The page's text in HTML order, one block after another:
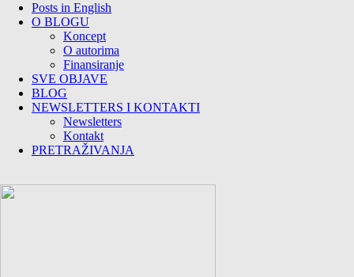
Posts in English
O BLOGU
Koncept
O autorima
Finansiranje
SVE OBJAVE
BLOG
NEWSLETTERS I KONTAKTI
Newsletters
Kontakt
PRETRAŽIVANJA